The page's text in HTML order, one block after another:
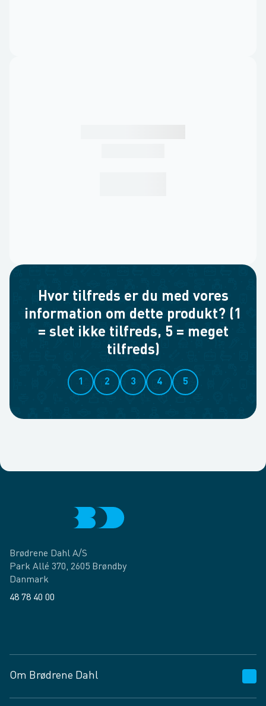
Hvor tilfreds er du med vores
information om dette produkt? (1
= slet ikke tilfreds, 5 = meget
tilfreds)
1 2 3 4 5
Brødrene Dahl A/S
Park Allé 370, 2605 Brøndby
Danmark
48 78 40 00
Om Brødrene Dahl